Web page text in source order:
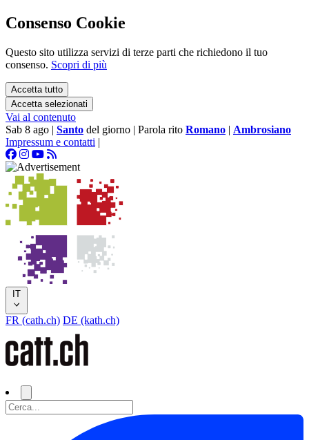
Consenso Cookie
Questo sito utilizza servizi di terze parti che richiedono il tuo
consenso. Scopri di più
Accetta tutto
Accetta selezionati
Vai al contenuto
Sab 8 ago | Santo del giorno | Parola rito Romano | Ambrosiano
Impressum e contatti |
IT
FR (cath.ch) DE (kath.ch)